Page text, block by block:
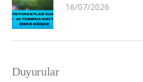
16/07/2026
Duyurular